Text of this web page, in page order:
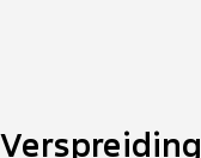
Verspreiding